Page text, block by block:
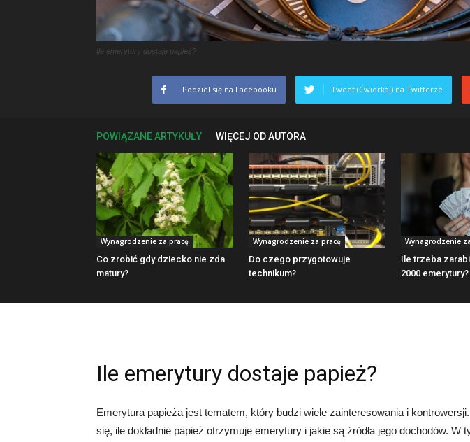
Ile emerytury dostaje papież?
Podziel się na Facebooku Tweet (Ćwierkaj) na Twitterze
POWIĄZANE ARTYKUŁY WIĘCEJ OD AUTORA
Wynagrodzenie za pracę
Co zrobić gdy dziecko nie zda
matury?
Wynagrodzenie za pracę
Do czego przygotowuje
technikum?
Wynagrodzenie
Ile trzeba
2000 emerytury?
Ile emerytury dostaje papież?
Emerytura papieża jest tematem, który budzi wiele zainteresowania i
się, ile dokładnie papież otrzymuje emerytury i jakie są źródła jego dochodów.